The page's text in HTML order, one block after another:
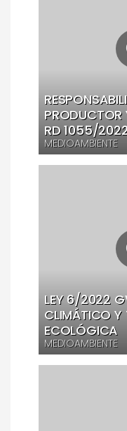
PRODUCTOR
RD 1055/
MEDIOAMBIENTE
LEY 6/2022
CLIMÁTICO Y
ECOLÓGICA
MEDIOAMBIENTE